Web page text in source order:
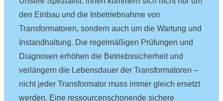
den Einbau und die Inbetriebnahme von
Transformatoren, sondern auch um die Wartung und
Instandhaltung. Die regelmäßigen Prüfungen und
Diagnosen erhöhen die Betriebssicherheit und
verlängern die Lebensdauer der Transformatoren –
nicht jeder Transformator muss immer gleich ersetzt
werden. Eine ressourcenschonende sichere